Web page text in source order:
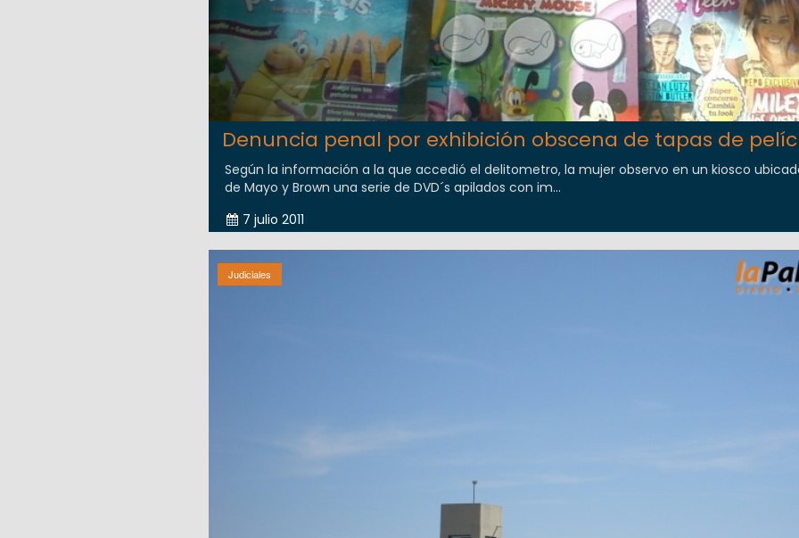
Denuncia penal por exhibición obscena de tapas de
Según la información a la que accedió el delitometro, la mujer observo en un kiosco
de Mayo y Brown una serie de DVD´s apilados con im...
7 julio 2011
Judiciales